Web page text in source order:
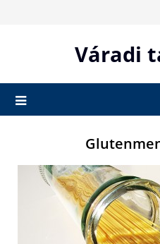
Váradi